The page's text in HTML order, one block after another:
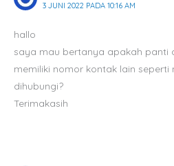
3 JUNI 2022 PADA 10:16 AM
hallo
saya mau bertanya apakah panti
memiliki nomor kontak lain
dihubungi?
Terimakasih